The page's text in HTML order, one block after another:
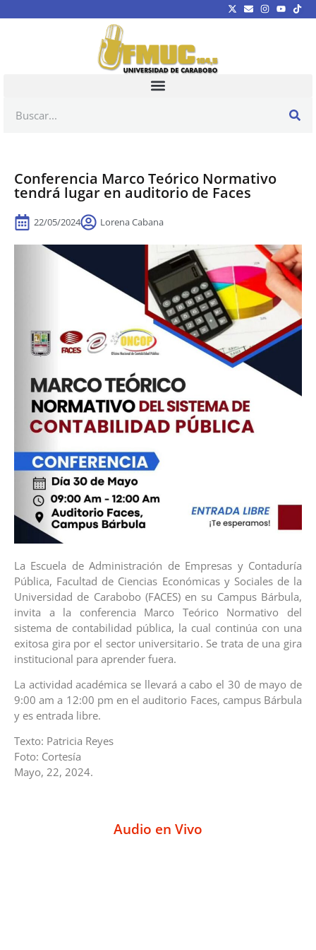
Conferencia Marco Teórico Normativo
tendrá lugar en auditorio de Faces
22/05/2024 Lorena Cabana
La Escuela de Administración de Empresas y Contaduría
Pública, Facultad de Ciencias Económicas y Sociales de la
Universidad de Carabobo (FACES) en su Campus Bárbula,
invita a la conferencia Marco Teórico Normativo del
sistema de contabilidad pública, la cual continúa con una
exitosa gira por el sector universitario. Se trata de una gira
institucional para aprender fuera.
La actividad académica se llevará a cabo el 30 de mayo de
9:00 am a 12:00 pm en el auditorio Faces, campus Bárbula
y es entrada libre.
Texto: Patricia Reyes
Foto: Cortesía
Mayo, 22, 2024.
Audio en Vivo